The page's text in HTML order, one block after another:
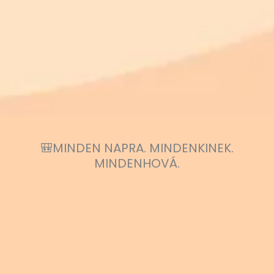
🎒MINDEN NAPRA. MINDENKINEK.
MINDENHOVÁ.